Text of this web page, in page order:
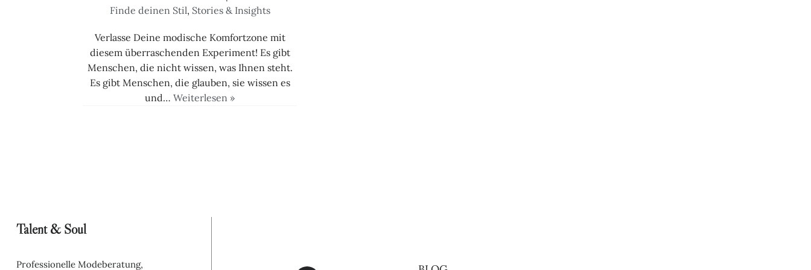
Finde deinen Stil, Stories & Insights
Verlasse Deine modische Komfortzone mit
diesem überraschenden Experiment! Es gibt
Menschen, die nicht wissen, was Ihnen steht.
Es gibt Menschen, die glauben, sie wissen es
und… Weiterlesen »
Talent & Soul
Professionelle Modeberatung,